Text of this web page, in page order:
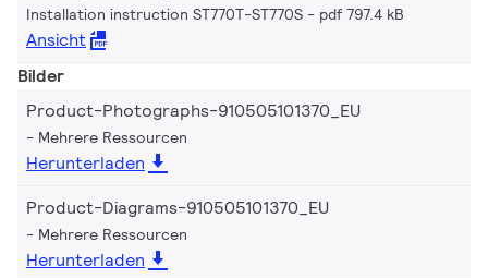
Installation instruction ST770T-ST770S pdf 797.4 kB
Ansicht
Bilder
Product-Photographs-910505101370_EU
Mehrere Ressourcen
Herunterladen
Product-Diagrams-910505101370_EU
Mehrere Ressourcen
Herunterladen